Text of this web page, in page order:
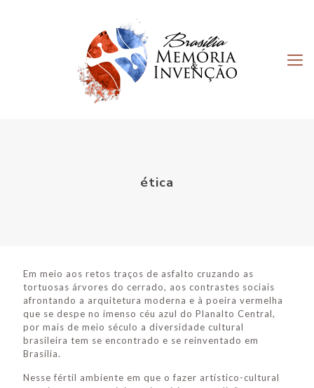
ética
Em meio aos retos traços de asfalto cruzando as
tortuosas árvores do cerrado, aos contrastes sociais
afrontando a arquitetura moderna e à poeira vermelha
que se despe no imenso céu azul do Planalto Central,
por mais de meio século a diversidade cultural
brasileira tem se encontrado e se reinventado em
Brasília.
Nesse fértil ambiente em que o fazer artístico-cultural